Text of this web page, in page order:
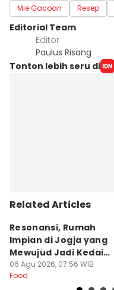
Mie Gacoan Resep
Editorial Team
Editor
Paulus Risang
Tonton lebih seru di
Related Articles
Resonansi, Rumah
Impian di Jogja yang
Mewujud Jadi Kedai
Ramen dan Burger
06 Agu 2026, 07:56 WIB
Food